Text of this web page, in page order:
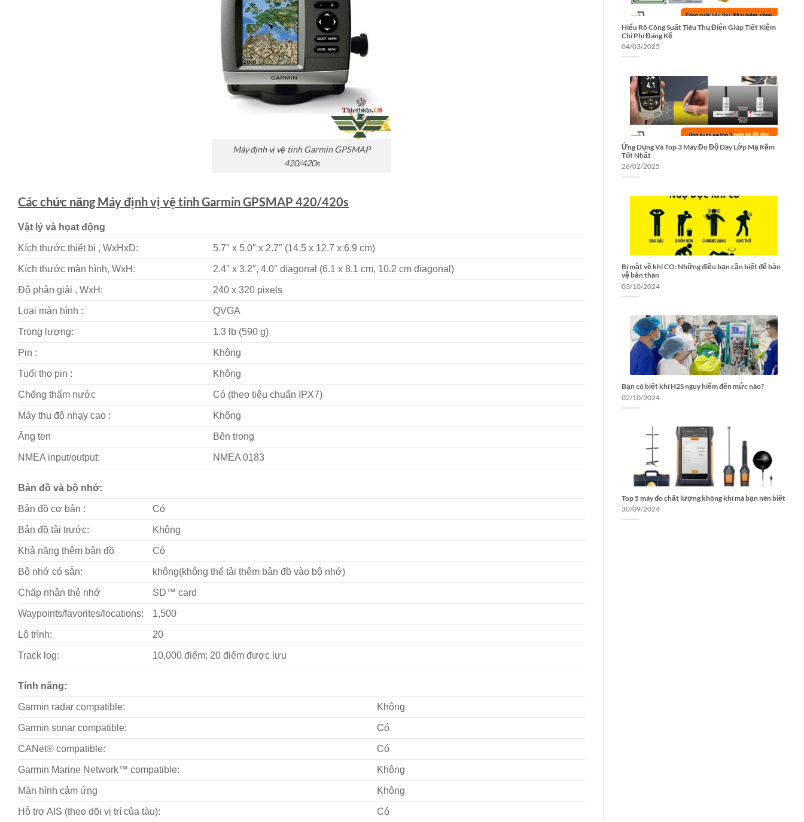
Máy định vị vệ tinh Garmin GPSMAP
420/420s
Các chức năng Máy định vị vệ tinh Garmin GPSMAP 420/420s
Vật lý và họat động
Kích thước thiết bị , WxHxD: 5.7″ x 5.0″ x 2.7″ (14.5 x 12.7 x 6.9 cm)
Kích thước màn hình, WxH: 2.4″ x 3.2″, 4.0″ diagonal (6.1 x 8.1 cm, 10.2 cm diagonal)
Độ phân giải , WxH: 240 x 320 pixels
Loại màn hình : QVGA
Trọng lượng: 1.3 lb (590 g)
Pin : Không
Tuổi thọ pin : Không
Chống thấm nước Có (theo tiêu chuẩn IPX7)
Máy thu độ nhạy cao : Không
Ăng ten Bên trong
NMEA input/output: NMEA 0183
Bản đồ và bộ nhớ:
Bản đồ cơ bản : Có
Bản đồ tải trước: Không
Khả năng thêm bản đồ Có
Bộ nhớ có sẵn: không(không thể tải thêm bản đồ vào bộ nhớ)
Chấp nhận thẻ nhớ SD™ card
Waypoints/favorites/locations: 1,500
Lộ trình: 20
Track log: 10,000 điểm; 20 điểm được lưu
Tính năng:
Garmin radar compatible: Không
Garmin sonar compatible: Có
CANet® compatible: Có
Garmin Marine Network™ compatible: Không
Màn hình cảm ứng Không
Hỗ trợ AIS (theo dõi vị trí của tàu): Có
Hiểu Rõ Công Suất Tiêu Thụ Điện Giúp Tiết Kiệm
Chi Phí Đáng Kể
04/03/2025
Ứng Dụng Và Top 3 Máy Đo Độ Dày Lớp Mạ Kẽm
Tốt Nhất
26/02/2025
Bí mật về khí CO: Những điều bạn cần biết để bảo
vệ bản thân
03/10/2024
Bạn có biết khí H2S nguy hiểm đến mức nào?
02/10/2024
Top 5 máy đo chất lượng không khí mà bạn nên biết
30/09/2024